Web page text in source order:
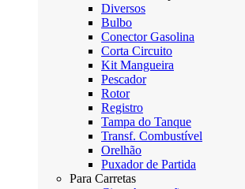
Diversos
Bulbo
Conector Gasolina
Corta Circuito
Kit Mangueira
Pescador
Rotor
Registro
Tampa do Tanque
Transf. Combustível
Orelhão
Puxador de Partida
Para Carretas